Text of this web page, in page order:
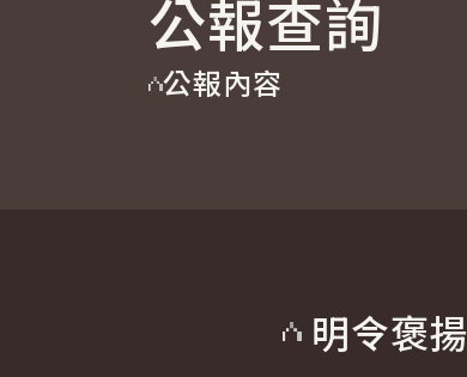
國家氣候變遷對策委員會
重要談話
總統府新聞
影音頻道
賴清德總統公報查詢
公報內容
明令褒揚